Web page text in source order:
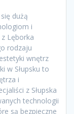
dużą
i
Lęborka
rodzaju
wnętrz
w Słupsku to
i
z Słupska
technologii
są bezpieczne